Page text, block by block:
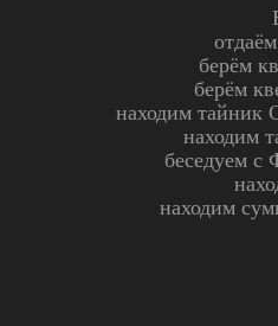
берём
берём
находим тайник
находим
беседуем
находим